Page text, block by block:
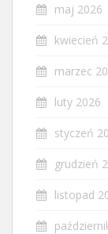
maj 2026
kwiecień
marzec
luty 2026
styczeń
grudzień
listopad